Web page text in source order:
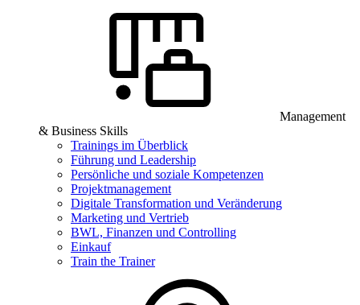
Management
& Business Skills
Trainings im Überblick
Führung und Leadership
Persönliche und soziale Kompetenzen
Projektmanagement
Digitale Transformation und Veränderung
Marketing und Vertrieb
BWL, Finanzen und Controlling
Einkauf
Train the Trainer